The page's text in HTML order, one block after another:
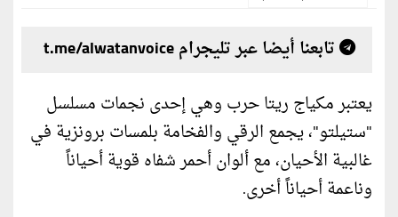
تابعنا أيضا عبر تليجرام t.me/alwatanvoice
يعتبر مكياج ريتا حرب وهي إحدى نجمات مسلسل
"ستيلتو"، يجمع الرقي والفخامة بلمسات برونزية في
غالبية الأحيان، مع ألوان أحمر شفاه قوية أحياناً
وناعمة أحياناً أخرى.